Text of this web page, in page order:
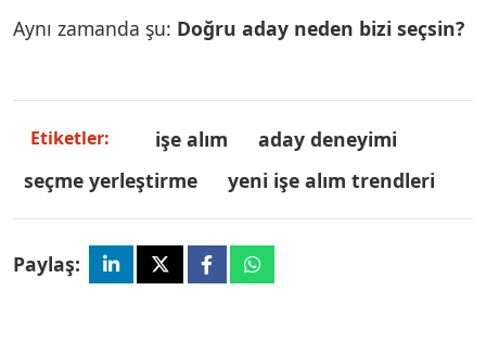
Aynı zamanda şu: Doğru aday neden bizi seçsin?
Etiketler: işe alım
aday deneyimi
seçme yerleştirme
yeni işe alım trendleri
Paylaş: